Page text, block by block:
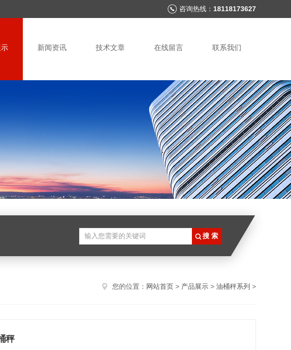
咨询热线： 18118173627
新闻资讯 技术文章 在线留言 联系我们
您的位置： 网站首页 > 产品展示 > 油桶秤系列 >
秤